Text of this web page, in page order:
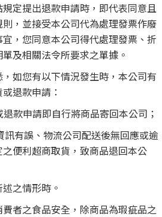
規定提出退款申請時，即代表同意且
，並接受本公司代為處理發票作廢
，您同意本公司得代處理發票、折
及相關法令所要求之單據。
，如您有以下情況發生時，本公司有
退款申請：
款申請即自行將商品寄回本公司；
訊有誤、物流公司配送後無回應或逾
便利超商取貨，致商品退回本公
之情形時。
費者之食品安全，除商品為瑕疵品之